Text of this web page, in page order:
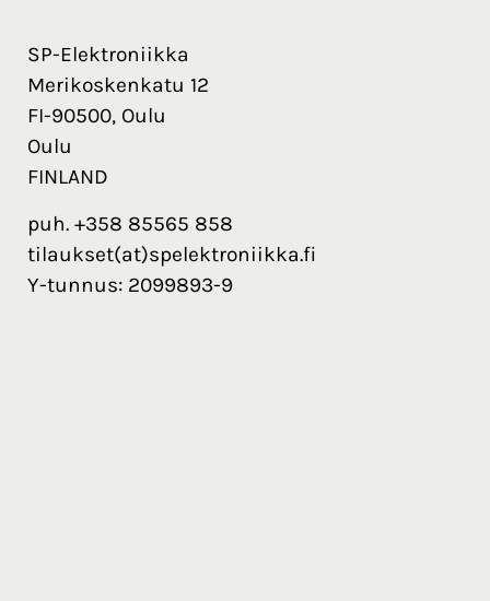
SP-Elektroniikka
Merikoskenkatu 12
FI-90500, Oulu
Oulu
FINLAND
puh. +358 85565 858
tilaukset(at)spelektroniikka.fi
Y-tunnus: 2099893-9